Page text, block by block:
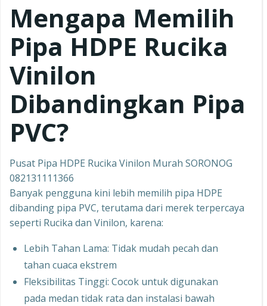
Mengapa Memilih
Pipa HDPE Rucika
Vinilon
Dibandingkan Pipa
PVC?
Pusat Pipa HDPE Rucika Vinilon Murah SORONOG
082131111366
Banyak pengguna kini lebih memilih pipa HDPE
dibanding pipa PVC, terutama dari merek terpercaya
seperti Rucika dan Vinilon, karena:
Lebih Tahan Lama: Tidak mudah pecah dan
tahan cuaca ekstrem
Fleksibilitas Tinggi: Cocok untuk digunakan
pada medan tidak rata dan instalasi bawah